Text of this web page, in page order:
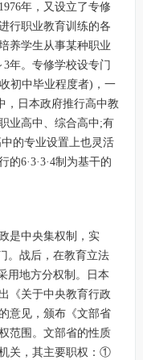
年，又设立了专修
行职业教育训练的各
养学生从事某种职业
年。专修学校设专门
初中毕业程度者)，一
，日本政府推行高中教
业高中、综合高中;有
的专业设置上也灵活
6·3·3·4制为基干的
是中央集权制，实
。战后，在教育立法
用地方分权制。日本
《关于中央教育行政
意见，颁布《文部省
范围。文部省的性质
关，其主要职权：①